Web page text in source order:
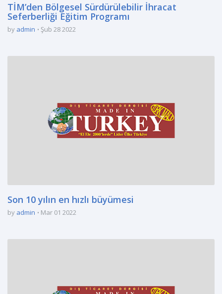
TİM’den Bölgesel Sürdürülebilir İhracat
Seferberliği Eğitim Programı
by admin Şub 28 2022
Son 10 yılın en hızlı büyümesi
by admin Mar 01 2022